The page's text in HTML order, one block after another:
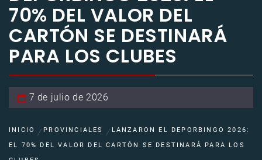
70% DEL VALOR DEL
CARTÓN SE DESTINARÁ
PARA LOS CLUBES
7 de julio de 2026
INICIO PROVINCIALES
LANZARON EL DEPORBINGO 2026:
EL 70% DEL VALOR DEL CARTÓN SE DESTINARÁ PARA LOS